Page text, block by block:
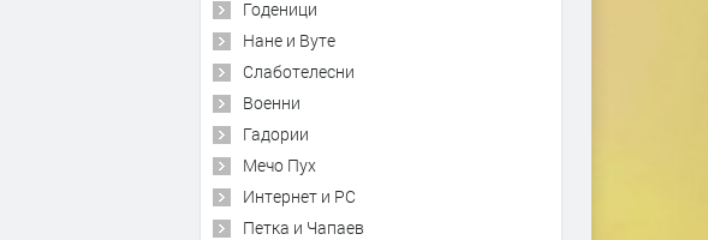
Годеници
Нане и Вуте
Слаботелесни
Военни
Гадории
Мечо Пух
Интернет и PC
Петка и Чапаев